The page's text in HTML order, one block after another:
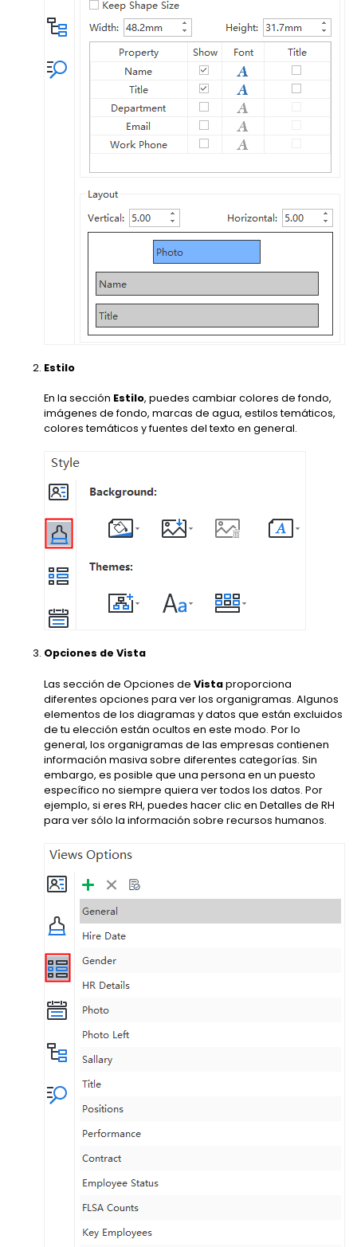
Estilo
En la sección Estilo, puedes cambiar colores de fondo,
imágenes de fondo, marcas de agua, estilos temáticos,
colores temáticos y fuentes del texto en general.
Opciones de Vista
Las sección de Opciones de Vistaproporciona
diferentes opciones para ver los organigramas. Algunos
elementos de los diagramas y datos que están excluidos
de tu elección están ocultos en este modo. Por lo
general, los organigramas de las empresas contienen
información masiva sobre diferentes categorías. Sin
embargo, es posible que una persona en un puesto
específico no siempre quiera ver todos los datos. Por
ejemplo, si eres RH, puedes hacer clic en Detalles de RH
para ver sólo la información sobre recursos humanos.